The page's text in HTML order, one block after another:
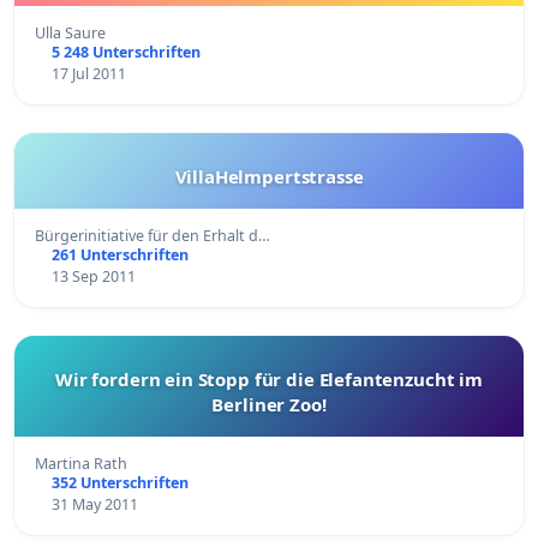
Ulla Saure
5 248 Unterschriften
17 Jul 2011
VillaHelmpertstrasse
Bürgerinitiative für den Erhalt d…
261 Unterschriften
13 Sep 2011
Wir fordern ein Stopp für die Elefantenzucht im
Berliner Zoo!
Martina Rath
352 Unterschriften
31 May 2011